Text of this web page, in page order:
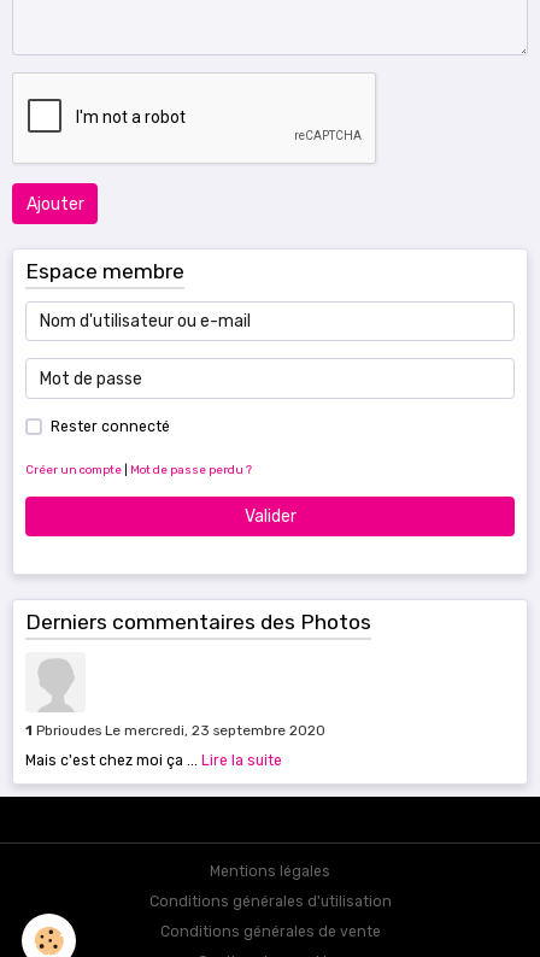
Ajouter
Espace membre
Rester connecté
Créer un compte Mot de passe perdu ?
Valider
Derniers commentaires des Photos
1 Pbrioudes Le mercredi, 23 septembre 2020
Mais c'est chez moi ça ... Lire la suite
Mentions légales
Conditions générales d'utilisation
Conditions générales de vente